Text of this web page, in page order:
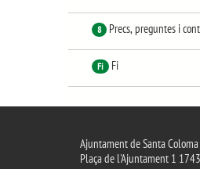
8 Precs, preguntes i
Fi Fi
Ajuntament de Santa
Plaça de l'Ajuntament 1